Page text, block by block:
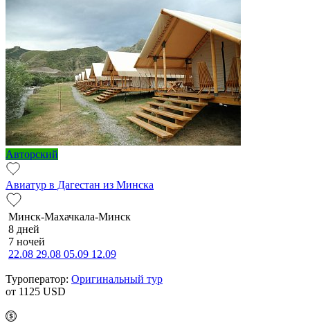
Авторский
Авиатур в Дагестан из Минска
Минск-Махачкала-Минск
8 дней
7 ночей
22.08 29.08 05.09 12.09
Туроператор: Оригинальный тур
от 1125 USD